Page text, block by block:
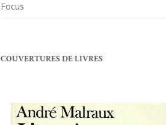
Focus
COUVERTURES DE LIVRES